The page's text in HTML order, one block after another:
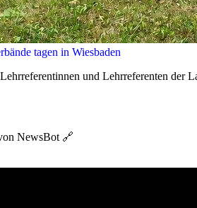
tagen in Wiesbaden
und Lehrreferenten der
NewsBot 🔗